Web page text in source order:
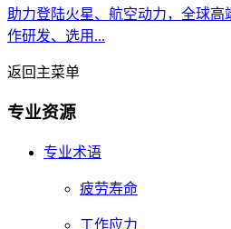
助力登陆火星、航空动力，全球高
作研发、选用...
返回主菜单
专业资源
专业术语
疲劳寿命
工作应力